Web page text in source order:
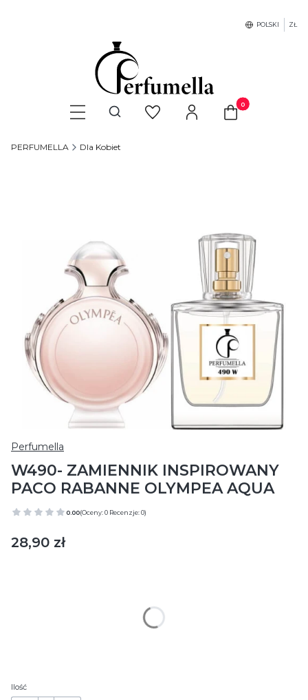
POLSKI ZŁ
Otwórz wyszukiwarkę Produkty w
PERFUMELLA Dla Kobiet
Perfumella
W490- ZAMIENNIK INSPIROWANY
PACO RABANNE OLYMPEA AQUA
0.00(Oceny: 0 Recenzje: 0)
Cena
28,90 zł
Ilość